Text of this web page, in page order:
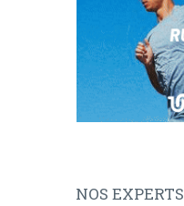
NOS EXPERTS